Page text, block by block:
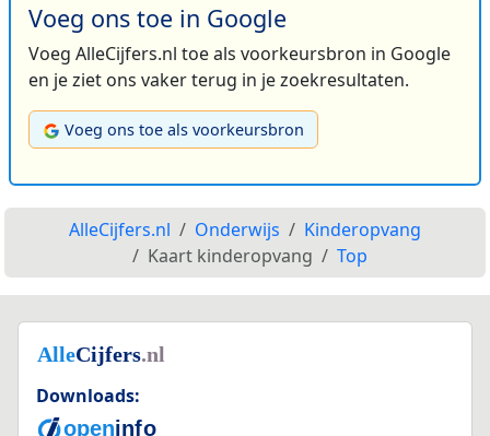
Voeg ons toe in Google
Voeg AlleCijfers.nl toe als voorkeursbron in Google
en je ziet ons vaker terug in je zoekresultaten.
Voeg ons toe als voorkeursbron
AlleCijfers.nl Onderwijs
Kinderopvang
Kaart kinderopvang
Top
Downloads: